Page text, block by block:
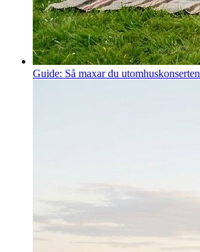
Guide: Så maxar du utomhuskonserten